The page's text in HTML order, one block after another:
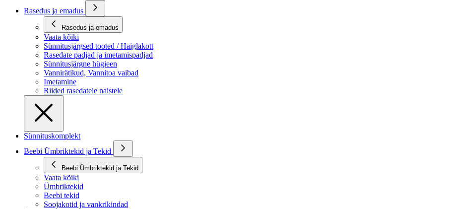
Rasedus ja emadus
Rasedus ja emadus
Vaata kõiki
Sünnitusjärgsed tooted / Haiglakott
Rasedate padjad ja imetamispadjad
Sünnitusjärgne hügieen
Vannirätikud, Vannitoa vaibad
Imetamine
Riided rasedatele naistele
Sünnituskomplekt
Beebi Ümbriktekid ja Tekid
Beebi Ümbriktekid ja Tekid
Vaata kõiki
Ümbriktekid
Beebi tekid
Soojakotid ja vankrikindad